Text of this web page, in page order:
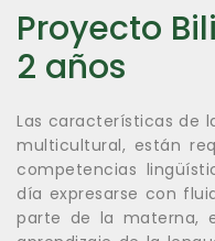
Proyecto
2 años
Las características de
multicultural, están
competencias
día expresarse con
parte de la materna,